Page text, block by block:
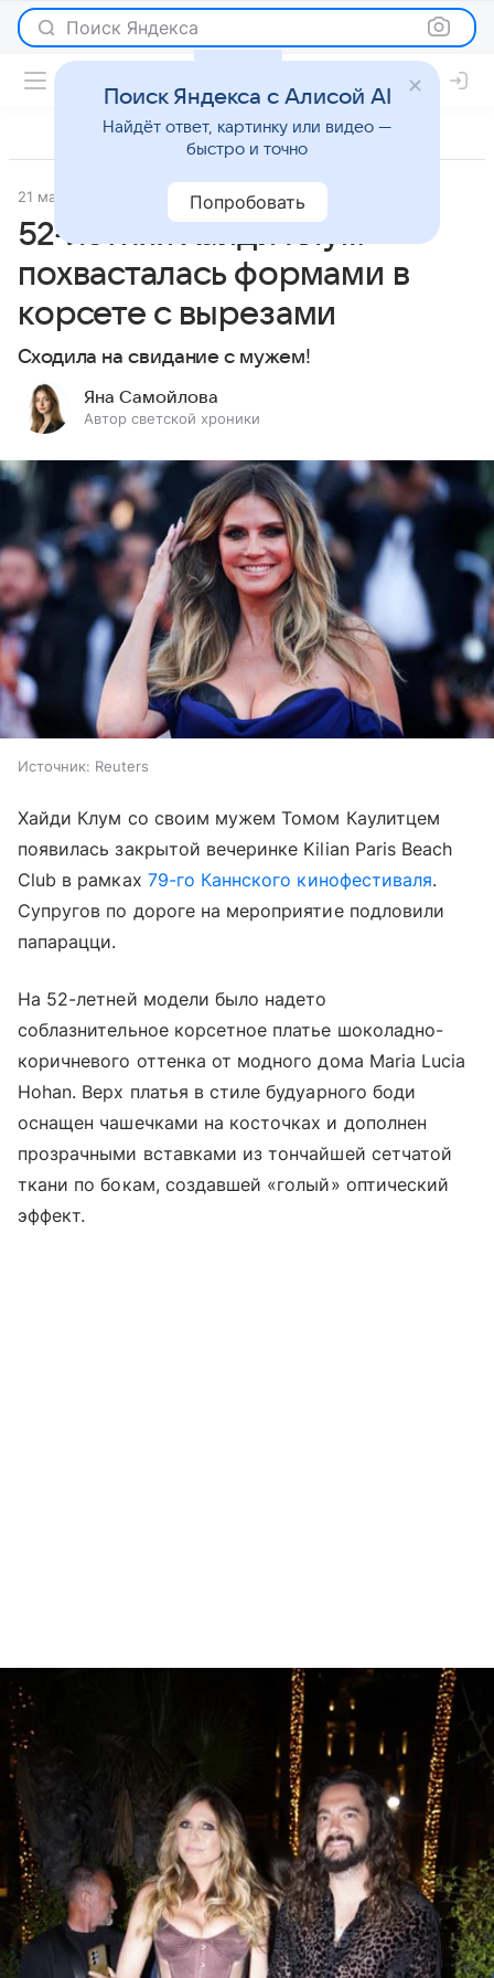
Поиск Яндекса
21 мая 2026 Светская жизнь
52-летняя Хайди Клум
похвасталась формами в
корсете с вырезами
Сходила на свидание с мужем!
Яна Самойлова
Автор светской хроники
Источник: Reuters
Хайди Клум со своим мужем Томом Каулитцем
появилась закрытой вечеринке Kilian Paris Beach
Club в рамках 79-го Каннского кинофестиваля.
Супругов по дороге на мероприятие подловили
папарацци.
На 52-летней модели было надето
соблазнительное корсетное платье шоколадно-
коричневого оттенка от модного дома Maria Lucia
Hohan. Верх платья в стиле будуарного боди
оснащен чашечками на косточках и дополнен
прозрачными вставками из тончайшей сетчатой
ткани по бокам, создавшей «голый» оптический
эффект.
Поиск Яндекса с Алисой AI
Найдёт ответ, картинку или видео —
быстро и точно
Попробовать